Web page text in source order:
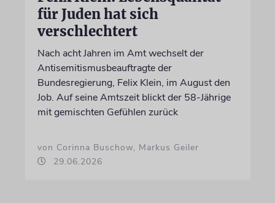
für Juden hat sich
verschlechtert
Nach acht Jahren im Amt wechselt der
Antisemitismusbeauftragte der
Bundesregierung, Felix Klein, im August den
Job. Auf seine Amtszeit blickt der 58-Jährige
mit gemischten Gefühlen zurück
von Corinna Buschow, Markus Geiler
29.06.2026